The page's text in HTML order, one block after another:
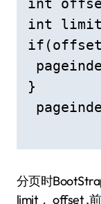
int
int limit
}
分页时
limit， offset ,